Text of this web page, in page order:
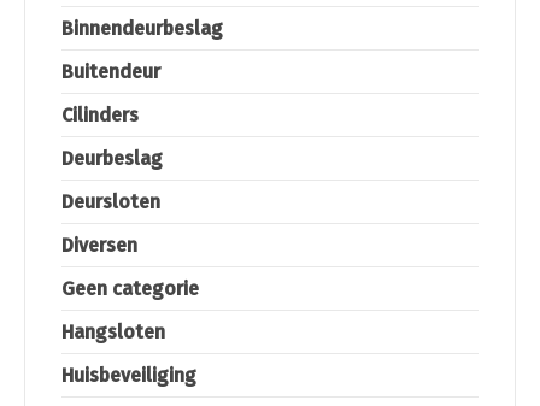
Binnendeurbeslag
Buitendeur
Cilinders
Deurbeslag
Deursloten
Diversen
Geen categorie
Hangsloten
Huisbeveiliging